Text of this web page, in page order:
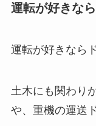
運転が好きな
運転が好きなら
土木にも関わり
や、重機の運送